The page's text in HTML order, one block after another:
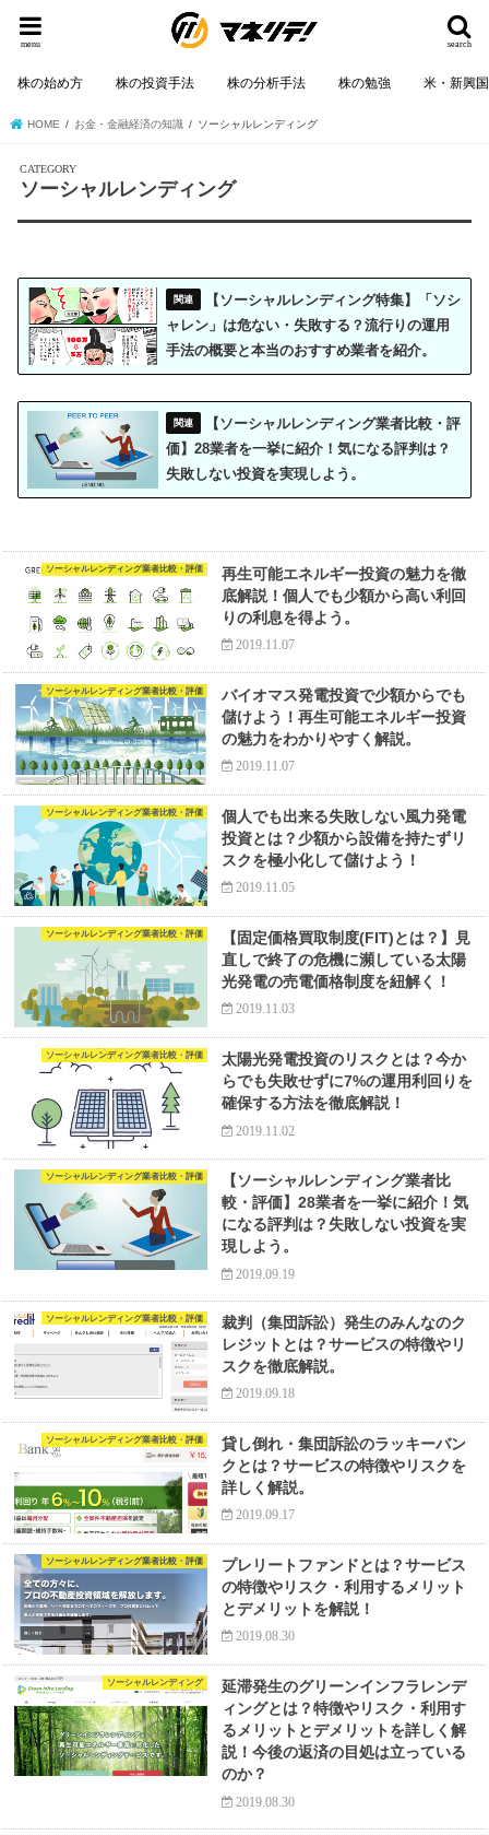
search
menu
株の始め方 株の投資手法 株の分析手法 株の勉強 米・新興
HOME お金・金融経済の知識 ソーシャルレンディング
ソーシャルレンディング
【ソーシャルレンディング特集】「ソシ
ャレン」は危ない・失敗する？流行りの運用
手法の概要と本当のおすすめ業者を紹介。
【ソーシャルレンディング業者比較・評
価】28業者を一挙に紹介！気になる評判は？
失敗しない投資を実現しよう。
ソーシャルレンディング業者比較・評価
再生可能エネルギー投資の魅力を徹
底解説！個人でも少額から高い利回
りの利息を得よう。
2019.11.07
ソーシャルレンディング業者比較・評価
バイオマス発電投資で少額からでも
儲けよう！再生可能エネルギー投資
の魅力をわかりやすく解説。
2019.11.07
ソーシャルレンディング業者比較・評価
個人でも出来る失敗しない風力発電
投資とは？少額から設備を持たずリ
スクを極小化して儲けよう！
2019.11.05
ソーシャルレンディング業者比較・評価
【固定価格買取制度(FIT)とは？】見
直しで終了の危機に瀕している太陽
光発電の売電価格制度を紐解く！
2019.11.03
ソーシャルレンディング業者比較・評価
太陽光発電投資のリスクとは？今か
らでも失敗せずに7%の運用利回りを
確保する方法を徹底解説！
2019.11.02
ソーシャルレンディング業者比較・評価
【ソーシャルレンディング業者比
較・評価】28業者を一挙に紹介！気
になる評判は？失敗しない投資を実
現しよう。
2019.09.19
ソーシャルレンディング業者比較・評価
裁判（集団訴訟）発生のみんなのク
レジットとは？サービスの特徴やリ
スクを徹底解説。
2019.09.18
ソーシャルレンディング業者比較・評価
貸し倒れ・集団訴訟のラッキーバン
クとは？サービスの特徴やリスクを
詳しく解説。
2019.09.17
ソーシャルレンディング業者比較・評価
プレリートファンドとは？サービス
の特徴やリスク・利用するメリット
とデメリットを解説！
2019.08.30
ソーシャルレンディング
延滞発生のグリーンインフラレンデ
ィングとは？特徴やリスク・利用す
るメリットとデメリットを詳しく解
説！今後の返済の目処は立っている
のか？
2019.08.30